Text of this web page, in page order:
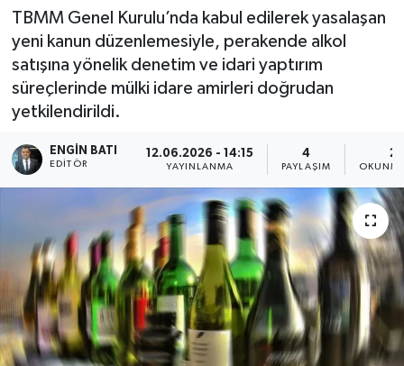
TBMM Genel Kurulu’nda kabul edilerek yasalaşan
yeni kanun düzenlemesiyle, perakende alkol
satışına yönelik denetim ve idari yaptırım
süreçlerinde mülki idare amirleri doğrudan
yetkilendirildi.
ENGIN BATI
EDITÖR
12.06.2026 - 14:15
YAYINLANMA
4
PAYLAŞIM
2
Haber Arşivi